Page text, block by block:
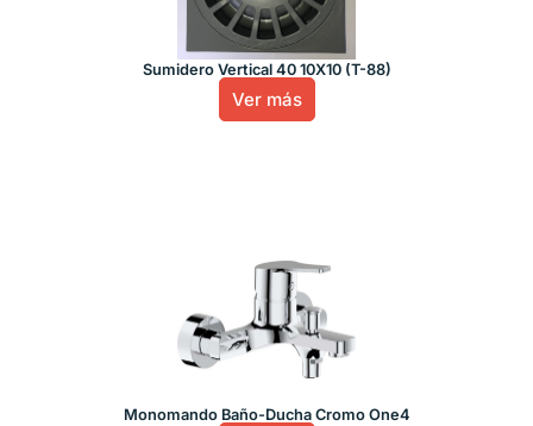
Sumidero Vertical 40 10X10 (T-88)
Ver más
Monomando Baño-Ducha Cromo One4